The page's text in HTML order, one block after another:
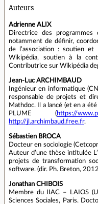
Auteurs
Adrienne ALIX
Directrice des programmes
notamment de définir,
de l’association : soutien
Wikipédia, soutien à la
Contributrice sur Wikipédia
Jean-Luc ARCHIMBAUD
Ingénieur en informatique
responsable de projets et
Mathdoc. Il a lancé (et en a
PLUME (https://
http://jl.archimbaud.free.fr.
Sébastien BROCA
Docteur en sociologie
Auteur d’une thèse intitulée
projets de transformation
software. (dir. Ph. Breton,
Jonathan CHIBOIS
Membre du IIAC – LAIOS
Sciences Sociales, Paris.